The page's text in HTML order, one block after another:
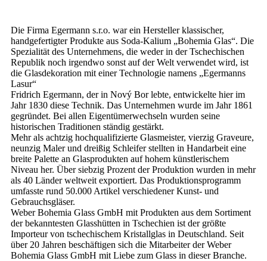
Die Firma Egermann s.r.o. war ein Hersteller klassischer,
handgefertigter Produkte aus Soda-Kalium „Bohemia Glas“. Die
Spezialität des Unternehmens, die weder in der Tschechischen
Republik noch irgendwo sonst auf der Welt verwendet wird, ist
die Glasdekoration mit einer Technologie namens „Egermanns
Lasur“
Fridrich Egermann, der in Nový Bor lebte, entwickelte hier im
Jahr 1830 diese Technik. Das Unternehmen wurde im Jahr 1861
gegründet. Bei allen Eigentümerwechseln wurden seine
historischen Traditionen ständig gestärkt.
Mehr als achtzig hochqualifizierte Glasmeister, vierzig Graveure,
neunzig Maler und dreißig Schleifer stellten in Handarbeit eine
breite Palette an Glasprodukten auf hohem künstlerischem
Niveau her. Über siebzig Prozent der Produktion wurden in mehr
als 40 Länder weltweit exportiert. Das Produktionsprogramm
umfasste rund 50.000 Artikel verschiedener Kunst- und
Gebrauchsgläser.
Weber Bohemia Glass GmbH mit Produkten aus dem Sortiment
der bekanntesten Glasshütten in Tschechien ist der größte
Importeur von tschechischem Kristallglas in Deutschland. Seit
über 20 Jahren beschäftigen sich die Mitarbeiter der Weber
Bohemia Glass GmbH mit Liebe zum Glass in dieser Branche.